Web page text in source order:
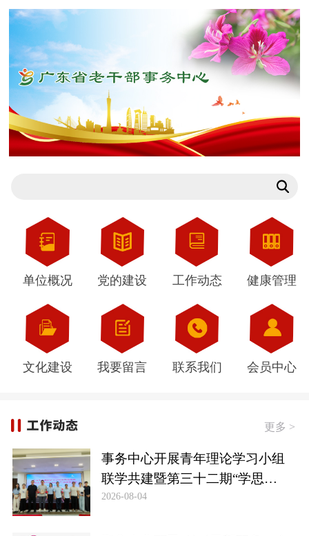
单位概况 党的建设 工作动态 健康管理
文化建设 我要留言 联系我们 会员中心
更多 >
事务中心开展青年理论学习小组
联学共建暨第三十二期“学思谈
行”读书交流会
2026-08-04